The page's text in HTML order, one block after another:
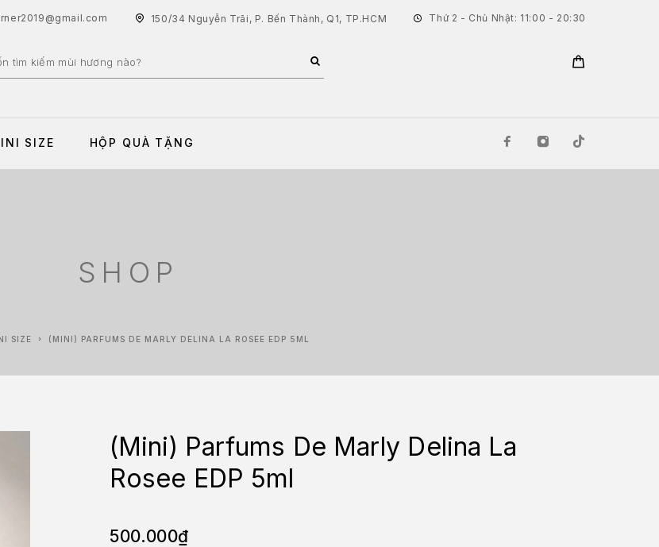
150/34 Nguyễn Trãi, P. Bến Thành, Q1, TP.HCM Thứ 2 - Chủ Nhật: 11:00 - 20:30
SIZE HỘP QUÀ TẶNG
SHOP
SIZE (MINI) PARFUMS DE MARLY DELINA LA ROSEE EDP 5ML
(Mini) Parfums De Marly Delina La
Rosee EDP 5ml
500.000₫